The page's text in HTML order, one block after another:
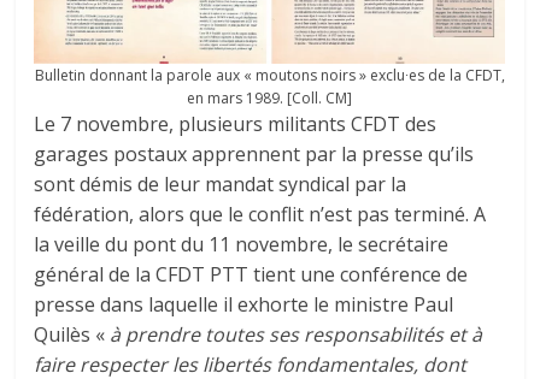
Bulletin donnant la parole aux « moutons noirs » exclu∙es de la CFDT,
en mars 1989. [Coll. CM]
Le 7 novembre, plusieurs militants CFDT des
garages postaux apprennent par la presse qu’ils
sont démis de leur mandat syndical par la
fédération, alors que le conflit n’est pas terminé. A
la veille du pont du 11 novembre, le secrétaire
général de la CFDT PTT tient une conférence de
presse dans laquelle il exhorte le ministre Paul
Quilès « à prendre toutes ses responsabilités et à
faire respecter les libertés fondamentales, dont